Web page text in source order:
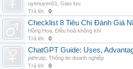
uyenuyen01
Giao lưu
Trả lời:
0
Checklist 8 Tiêu Chí Đánh Giá
Hồng Hoa Điều hoà không khí
Trả lời:
0
ChatGPT Guide: Uses,
jathrutp Thông tin doanh nghiệp
Trả lời:
0